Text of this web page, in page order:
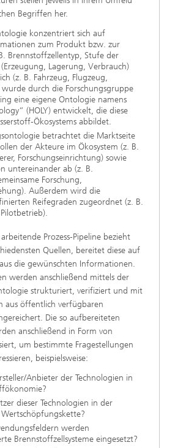
Begriffen her.
konzentriert sich auf
zum Produkt bzw. zur
Brennstoffzellentyp, Stufe der
Lagerung, Verbrauch)
(z. B. Fahrzeug, Flugzeug,
durch die Forschungsgruppe
eine eigene Ontologie namens
(HOLY) entwickelt, die diese
Ökosystems abbildet.
betrachtet die Marktseite
der Akteure im Ökosystem (z. B.
Forschungseinrichtung) sowie
untereinander ab (z. B.
Forschung,
Außerdem wird die
Reifegraden zugeordnet (z. B.
Prozess-Pipeline bezieht
Quellen, bereitet diese auf
die gewünschten Informationen.
werden anschließend mittels der
strukturiert, verifiziert und mit
aus öffentlich verfügbaren
Die so aufbereiteten
anschließend in Form von
um bestimmte Fragestellungen
beispielsweise:
Anbieter der Technologien in
dieser Technologien in der
werden
Brennstoffzellsysteme eingesetzt?